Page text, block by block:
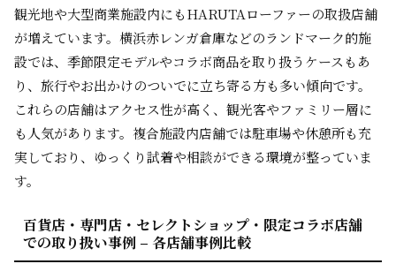
観光地や大型商業施設内にもHARUTAローファーの取扱店舗
が増えています。横浜赤レンガ倉庫などのランドマーク的施
設では、季節限定モデルやコラボ商品を取り扱うケースもあ
り、旅行やお出かけのついでに立ち寄る方も多い傾向です。
これらの店舗はアクセス性が高く、観光客やファミリー層に
も人気があります。複合施設内店舗では駐車場や休憩所も充
実しており、ゆっくり試着や相談ができる環境が整っていま
す。
百貨店・専門店・セレクトショップ・限定コラボ店舗
での取り扱い事例 – 各店舗事例比較